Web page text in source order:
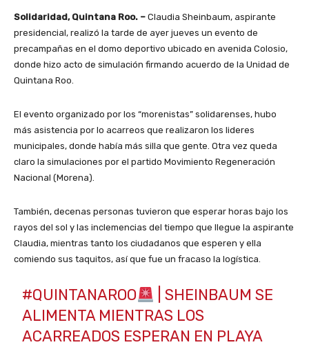
Solidaridad, Quintana Roo. – Claudia Sheinbaum, aspirante
presidencial, realizó la tarde de ayer jueves un evento de
precampañas en el domo deportivo ubicado en avenida Colosio,
donde hizo acto de simulación firmando acuerdo de la Unidad de
Quintana Roo.
El evento organizado por los “morenistas” solidarenses, hubo
más asistencia por lo acarreos que realizaron los lideres
municipales, donde había más silla que gente. Otra vez queda
claro la simulaciones por el partido Movimiento Regeneración
Nacional (Morena).
También, decenas personas tuvieron que esperar horas bajo los
rayos del sol y las inclemencias del tiempo que llegue la aspirante
Claudia, mientras tanto los ciudadanos que esperen y ella
comiendo sus taquitos, así que fue un fracaso la logística.
#QUINTANAROO
| SHEINBAUM SE
ALIMENTA MIENTRAS LOS
ACARREADOS ESPERAN EN PLAYA